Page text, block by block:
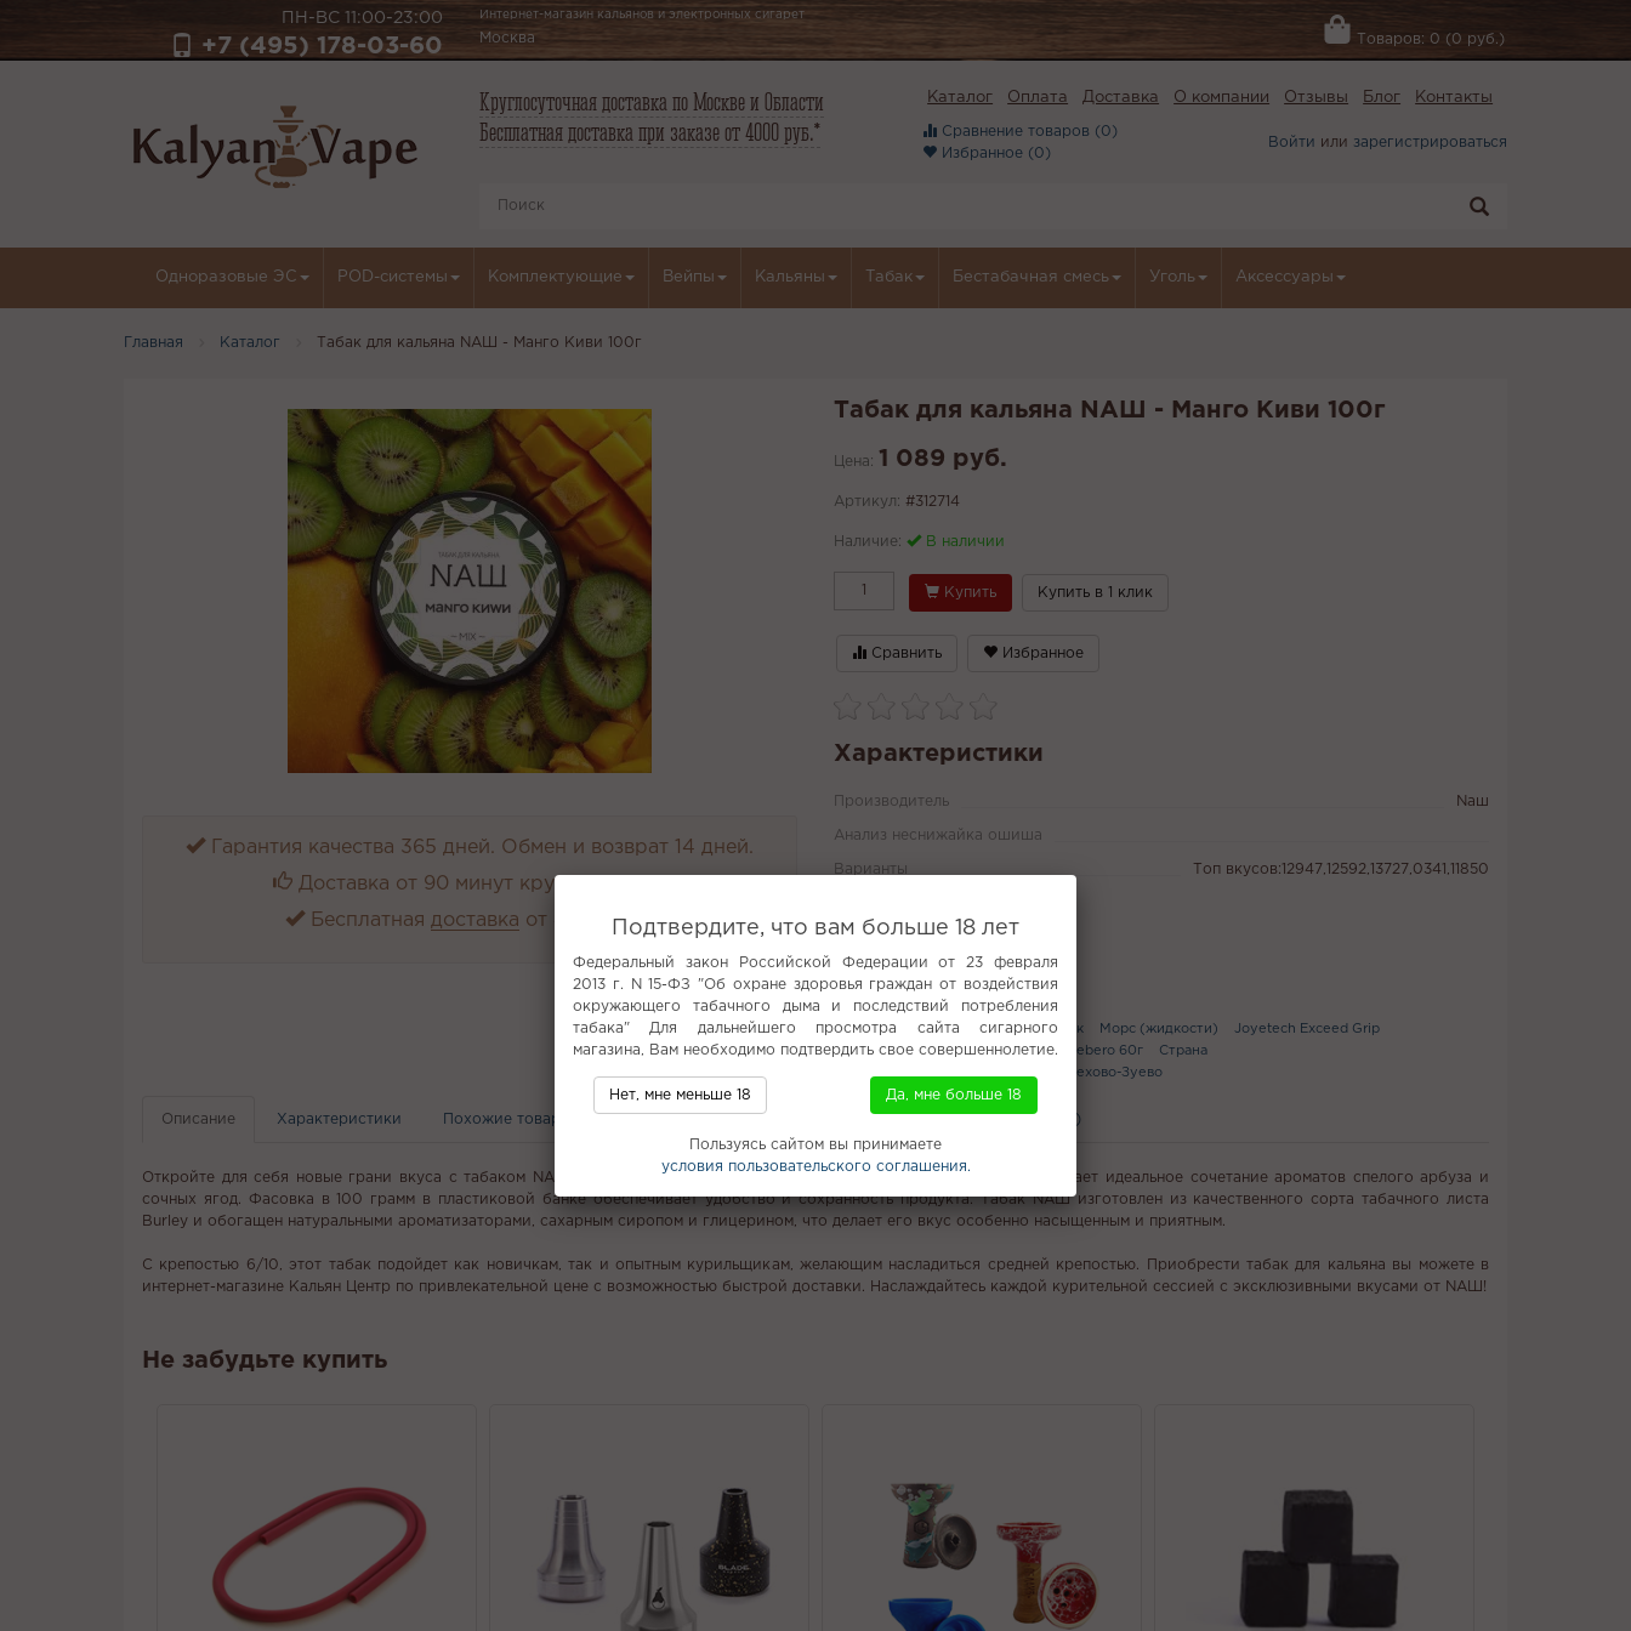
ПН-ВС 11:00-23:00
+7 (495) 178-03-60
Интернет-магазин кальянов и электронных сигарет
Москва Товаров: 0 (0 руб.)
Круглосуточная доставка по Москве и Области
Бесплатная доставка при заказе от 4000 руб.*
Каталог Оплата Доставка О компании Отзывы Блог Контакты
Сравнение товаров (0)
Избранное (0)
Войти или зарегистрироваться
Одноразовые ЭС POD-системы Комплектующие Вейпы Кальяны Табак Бестабачная смесь Уголь Аксессуары
Главная Каталог Табак для кальяна NАШ - Манго Киви 100г
Гарантия качества 365 дней. Обмен и возврат 14 дней.
Доставка от 90 минут круглосуточно
Бесплатная доставка от 4000 руб.
Табак для кальяна NАШ - Манго Киви 100г
Цена: 1 089 руб.
Артикул: #312714
Наличие: В наличии
Купить Купить в 1 клик
Сравнить Избранное
Характеристики
Производитель Naш
Анализ неснижайка ошиша
Варианты Топ вкусов:12947,12592,13727,0341,11850
Популярное
Pufmi 4500 затяжек 4000 затяжек Морс (жидкости)
Joyetech Exceed Grip
Табак Trofimoffs
Smoant Hyla Sebero 60г
Страна
Табак для кальяна с доставкой в Орехово-Зуево
Описание Характеристики Похожие товары Отзывы (0)
Откройте для себя новые грани вкуса с табаком NАШ "Арбуз ягоды". Этот продукт, произведенный в России, предлагает идеальное сочетание ароматов спелого арбуза и
сочных ягод. Фасовка в 100 грамм в пластиковой банке обеспечивает удобство и сохранность продукта. Табак NАШ изготовлен из качественного сорта табачного листа
Burley и обогащен натуральными ароматизаторами, сахарным сиропом и глицерином, что делает его вкус особенно насыщенным и приятным.
С крепостью 6/10, этот табак подойдет как новичкам, так и опытным курильщикам, желающим насладиться средней крепостью. Приобрести табак для кальяна вы можете в
интернет-магазине Кальян Центр по привлекательной цене с возможностью быстрой доставки. Наслаждайтесь каждой курительной сессией с эксклюзивными вкусами от NАШ!
Не забудьте купить
Подтвердите, что вам больше 18 лет
Федеральный закон Российской Федерации от 23 февраля
2013 г. N 15-ФЗ "Об охране здоровья граждан от воздействия
окружающего табачного дыма и последствий потребления
табака" Для дальнейшего просмотра сайта сигарного
магазина, Вам необходимо подтвердить свое совершеннолетие.
Нет, мне меньше 18 Да, мне больше 18
Пользуясь сайтом вы принимаете
условия пользовательского соглашения.